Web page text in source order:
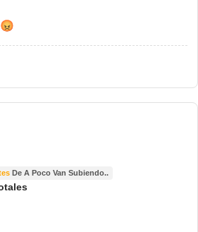
😡
De A Poco Van Subiendo..